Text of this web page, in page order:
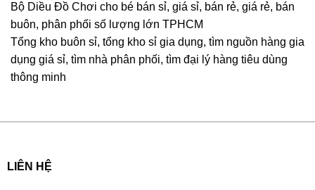
Bộ Diều Đồ Chơi cho bé bán sỉ, giá sỉ, bán rẻ, giá rẻ, bán
buôn, phân phối số lượng lớn TPHCM
Tổng kho buôn sỉ, tổng kho sỉ gia dụng, tìm nguồn hàng gia
dụng giá sỉ, tìm nhà phân phối, tìm đại lý hàng tiêu dùng
thông minh
LIÊN HỆ